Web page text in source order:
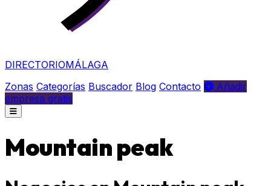
DIRECTORIOMÁLAGA
Zonas Categorías Buscador Blog Contacto
Añadir
empresa gratis
Mountain peak